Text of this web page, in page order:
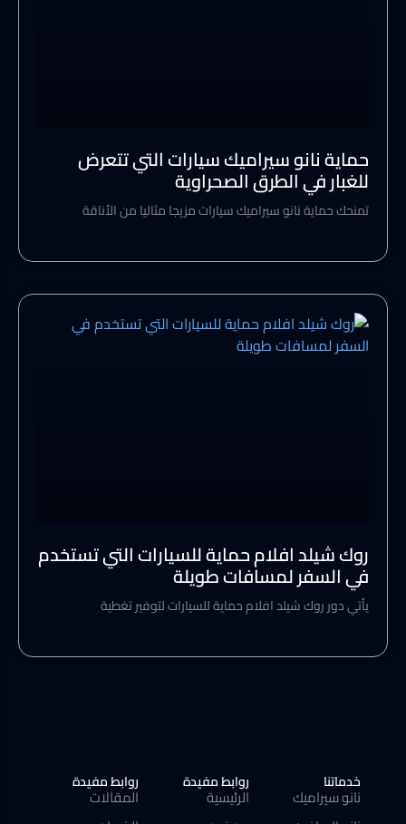
حماية نانو سيراميك سيارات التي تتعرض
للغبار في الطرق الصحراوية
تمنحك حماية نانو سيراميك سيارات مزيجا مثاليا من الأناقة
روك شيلد افلام حماية للسيارات التي تستخدم
في السفر لمسافات طويلة
يأتي دور روك شيلد افلام حماية للسيارات لتوفير تغطية
خدماتنا
نانو سيراميك
روابط مفيدة
الرئيسية
روابط مفيدة
المقالات